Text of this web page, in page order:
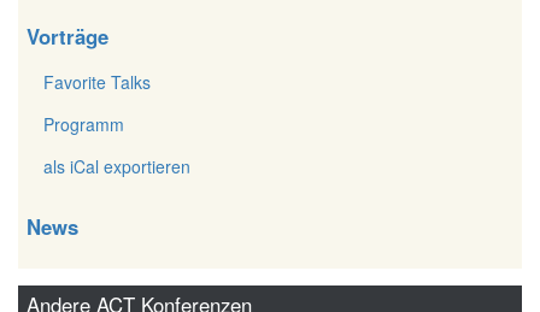
Vorträge
Favorite Talks
Programm
als iCal exportieren
News
Andere ACT Konferenzen